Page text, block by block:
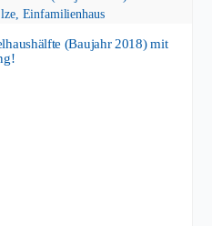
(Baujahr 2018) mit